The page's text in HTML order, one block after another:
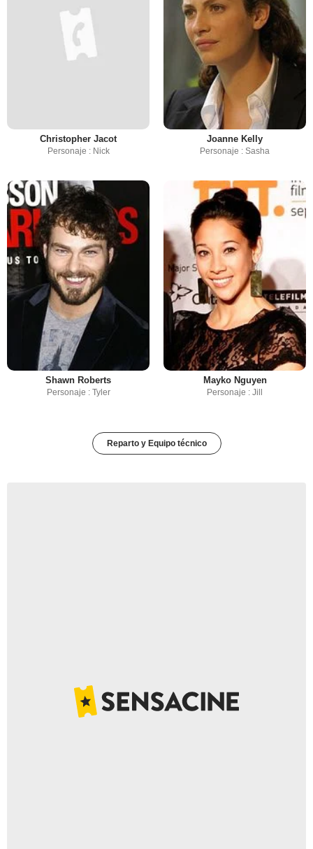
Christopher Jacot
Personaje : Nick
Joanne Kelly
Personaje : Sasha
Shawn Roberts
Personaje : Tyler
Mayko Nguyen
Personaje : Jill
Reparto y Equipo técnico